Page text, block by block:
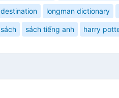
destination longman dictionary
sách sách tiếng anh harry